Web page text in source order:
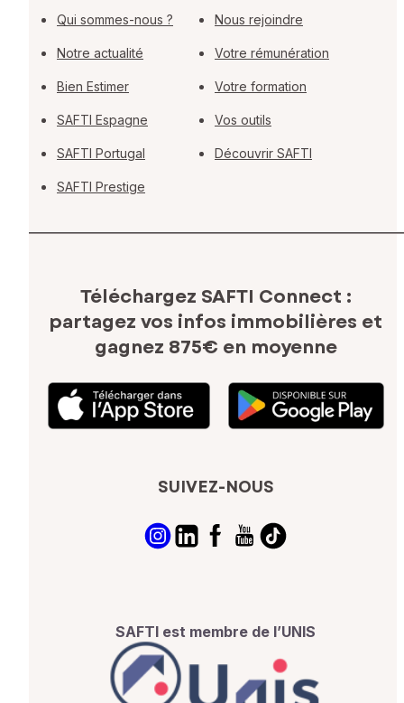
Qui sommes-nous ?
Notre actualité
Bien Estimer
SAFTI Espagne
SAFTI Portugal
SAFTI Prestige
Nous rejoindre
Votre rémunération
Votre formation
Vos outils
Découvrir SAFTI
Téléchargez SAFTI Connect :
partagez vos infos immobilières et
gagnez 875€ en moyenne
SUIVEZ-NOUS
SAFTI est membre de l’UNIS